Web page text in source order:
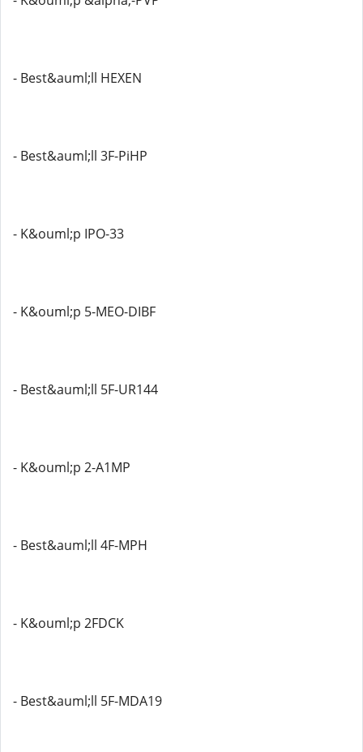
- Best&auml;ll HEXEN
- Best&auml;ll 3F-PiHP
- K&ouml;p IPO-33
- K&ouml;p 5-MEO-DIBF
- Best&auml;ll 5F-UR144
- K&ouml;p 2-A1MP
- Best&auml;ll 4F-MPH
- K&ouml;p 2FDCK
- Best&auml;ll 5F-MDA19